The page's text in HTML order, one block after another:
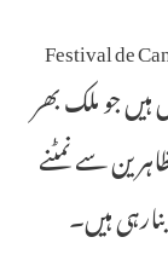
جو ملک بھر
سے نمٹنے
ہیں۔